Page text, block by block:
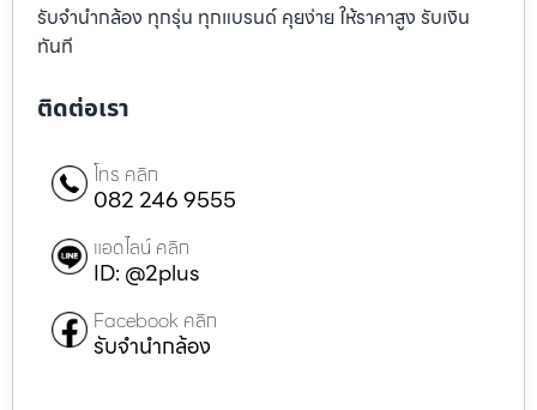
รับจำนำกล้อง ทุกรุ่น ทุกแบรนด์ คุยง่าย ให้ราคาสูง รับเงิน
ทันที
ติดต่อเรา
โทร คลิก
082 246 9555
แอดไลน์ คลิก
ID: @2plus
Facebook คลิก
รับจำนำกล้อง